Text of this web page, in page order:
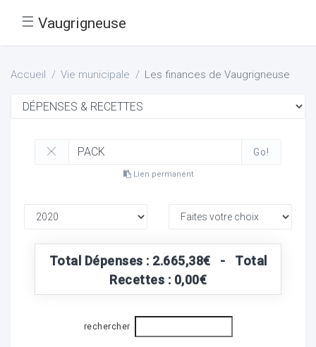
☰ Vaugrigneuse
Accueil Vie municipale Les finances de Vaugrigneuse
Go!
Lien permanent
Total Dépenses : 2.665,38€ - Total
Recettes : 0,00€
rechercher